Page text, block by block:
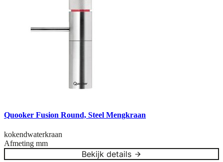
Quooker Fusion Round, Steel Mengkraan
kokendwaterkraan
Afmeting mm
Bekijk details